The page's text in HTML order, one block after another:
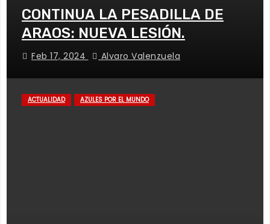
CONTINUA LA PESADILLA DE
ARAOS: NUEVA LESIÓN.
Feb 17, 2024 Alvaro Valenzuela
ACTUALIDAD AZULES POR EL MUNDO